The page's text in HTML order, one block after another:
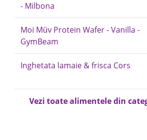
- Milbona
Moi Müv Protein Wafer - Vanilla -
GymBeam
Inghetata lamaie & frisca Cors
Vezi toate alimentele din